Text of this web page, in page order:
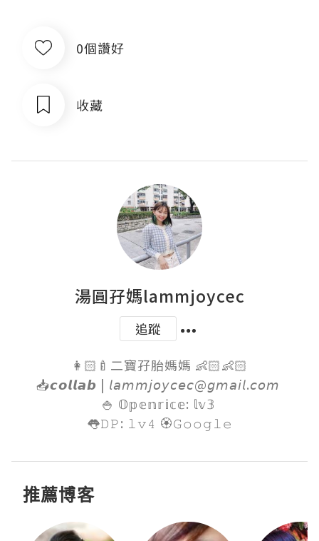
0個讚好
收藏
湯圓孖媽lammjoycec
追蹤
👩🏻‍🍼二寶孖胎媽媽 👶🏻👶🏻
📥𝙘𝙤𝙡𝙡𝙖𝙗 | 𝘭𝘢𝘮𝘮𝘫𝘰𝘺𝘤𝘦𝘤@𝘨𝘮𝘢𝘪𝘭.𝘤𝘰𝘮
🍚 𝕆𝕡𝕖𝕟𝕣𝕚𝕔𝕖: 𝕝𝕧𝟛
👅𝙳𝙿: 𝚕𝚟𝟺 🏵𝙶𝚘𝚘𝚐𝚕𝚎
推薦博客